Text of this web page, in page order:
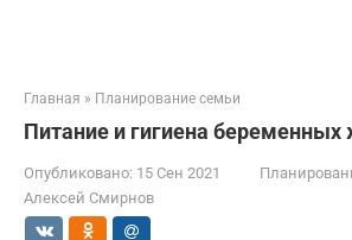
Главная » Планирование семьи
Питание и гигиена
Опубликовано: 15 Сен 2021
Алексей Смирнов